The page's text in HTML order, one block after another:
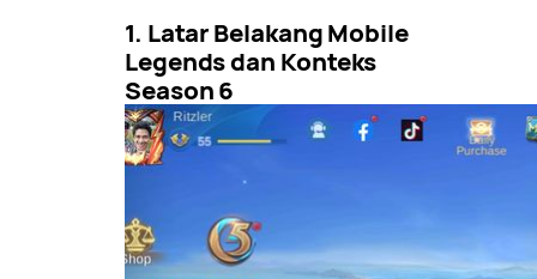
1. Latar Belakang Mobile
Legends dan Konteks
Season 6